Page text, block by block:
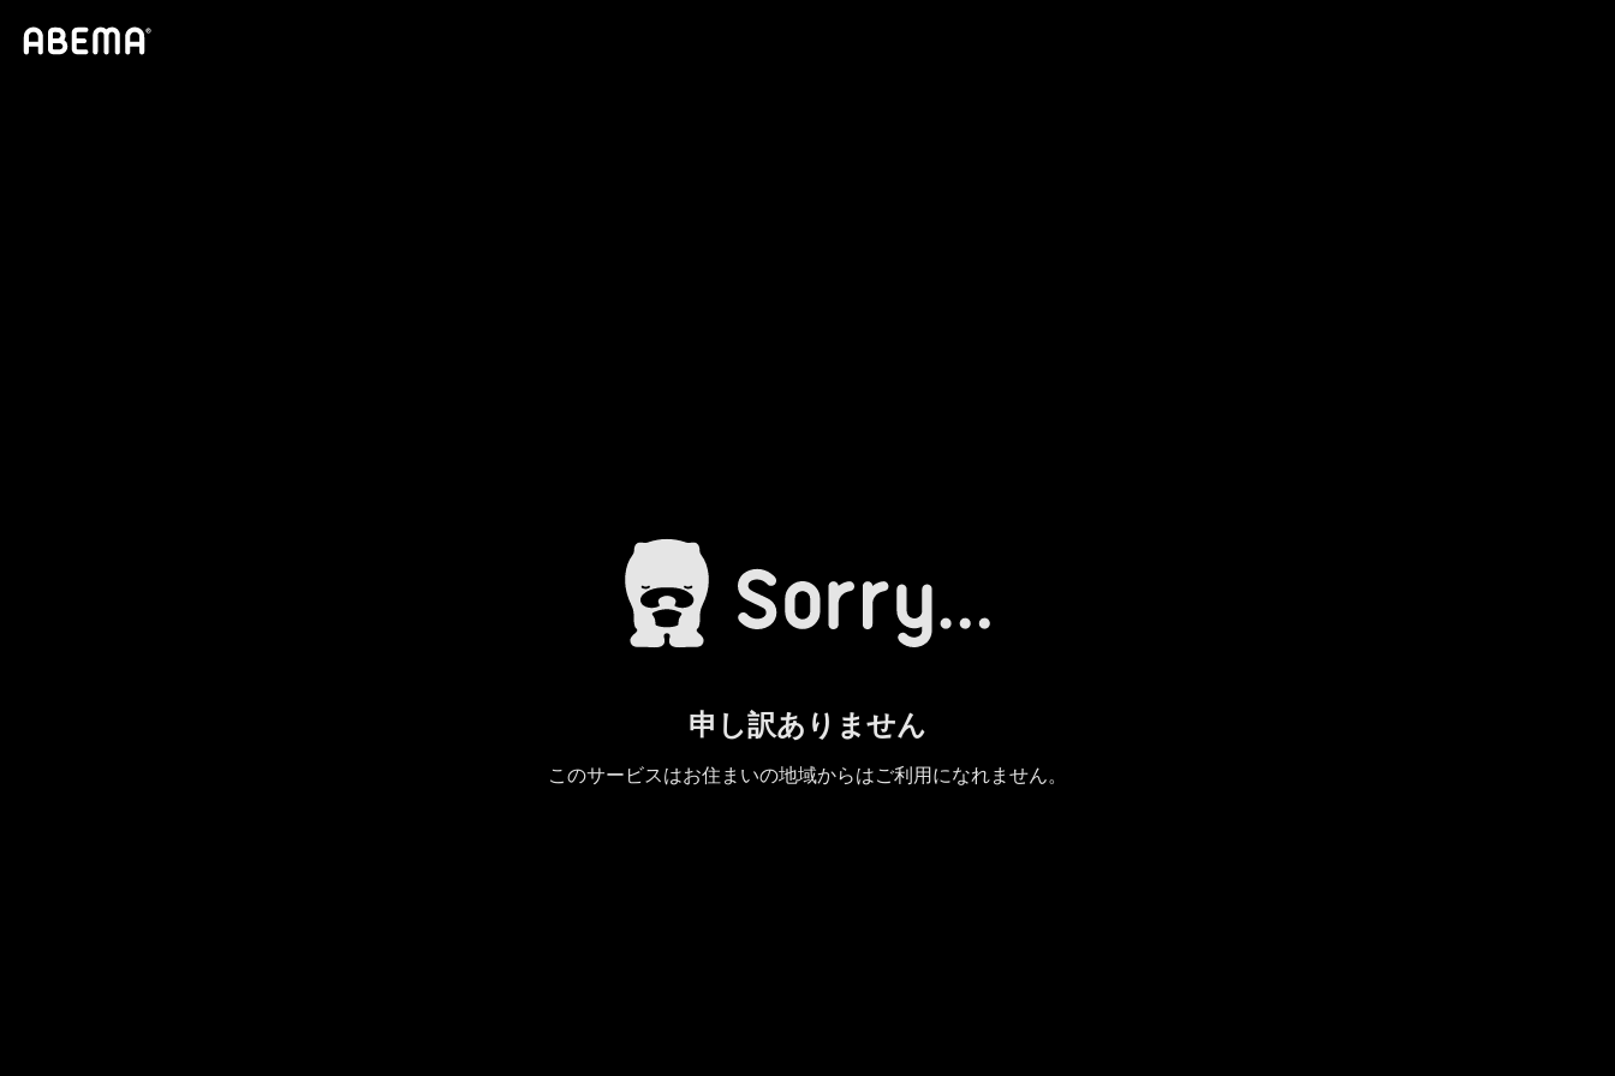
申し訳ありません
このサービスはお住まいの地域からはご利用になれません。